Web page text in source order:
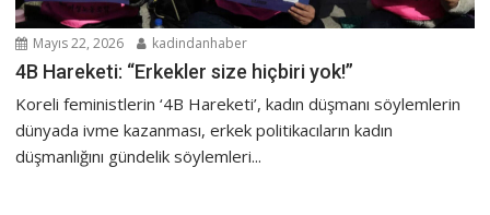
Mayıs 22, 2026 kadindanhaber
4B Hareketi: “Erkekler size hiçbiri yok!”
Koreli feministlerin ‘4B Hareketi’, kadın düşmanı söylemlerin
dünyada ivme kazanması, erkek politikacıların kadın
düşmanlığını gündelik söylemleri...